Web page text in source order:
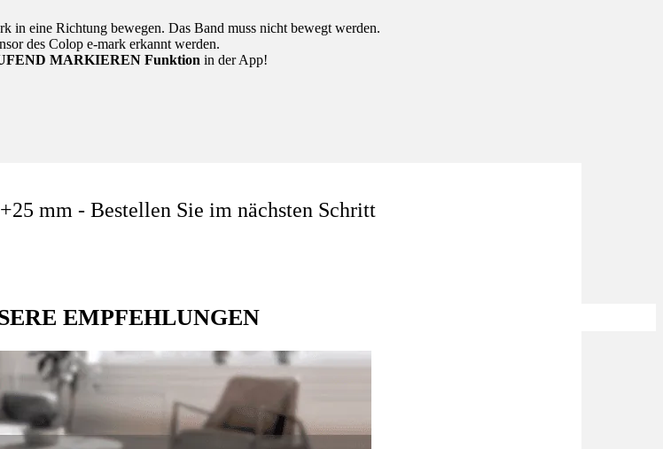
in eine Richtung bewegen. Das Band muss nicht bewegt werden.
des Colop e-mark erkannt werden.
MARKIEREN Funktion in der App!
mm - Bestellen Sie im nächsten Schritt
EMPFEHLUNGEN